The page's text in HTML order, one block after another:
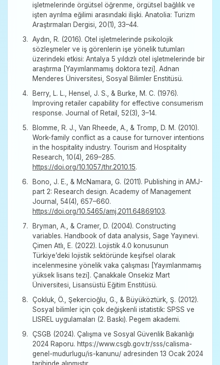
işletmelerinde örgütsel öğrenme, örgütsel bağlılık ve
işten ayrılma eğilimi arasındaki ilişki. Anatolia: Turizm
Araştırmaları Dergisi, 20(1), 33–44.
Aydın, R. (2016). Otel işletmelerinde psikolojik
sözleşmeler ve iş görenlerin işe yönelik tutumları
üzerindeki etkisi: Antalya 5 yıldızlı otel işletmelerinde bir
araştırma [Yayımlanmamış doktora tezi]. Adnan
Menderes Üniversitesi, Sosyal Bilimler Enstitüsü.
Berry, L. L., Hensel, J. S., & Burke, M. C. (1976).
Improving retailer capability for effective consumerism
response. Journal of Retail, 52(3), 3–14.
Blomme, R. J., Van Rheede, A., & Tromp, D. M. (2010).
Work-family conflict as a cause for turnover intentions
in the hospitality industry. Tourism and Hospitality
Research, 10(4), 269–285.
https://doi.org/10.1057/thr.2010.15.
Bono, J. E., & McNamara, G. (2011). Publishing in AMJ-
part 2: Research design. Academy of Management
Journal, 54(4), 657–660.
https://doi.org/10.5465/amj.2011.64869103.
Bryman, A., & Cramer, D. (2004). Constructing
variables. Handbook of data analysis, Sage Yayınevi.
Çimen Atlı, E. (2022). Lojistik 4.0 konusunun
Türkiye’deki lojistik sektöründe keşifsel olarak
incelenmesine yönelik vaka çalışması [Yayımlanmamış
yüksek lisans tezi]. Çanakkale Onsekiz Mart
Üniversitesi, Lisansüstü Eğitim Enstitüsü.
Çokluk, Ö., Şekercioğlu, G., & Büyüköztürk, Ş. (2012).
Sosyal bilimler için çok değişkenli istatistik: SPSS ve
LISREL uygulamaları (2. Baskı). Pegem akademi.
ÇSGB (2024). Çalışma ve Sosyal Güvenlik Bakanlığı
2024 Raporu. https://www.csgb.gov.tr/sss/calisma-
genel-mudurlugu/is-kanunu/ adresinden 13 Ocak 2024